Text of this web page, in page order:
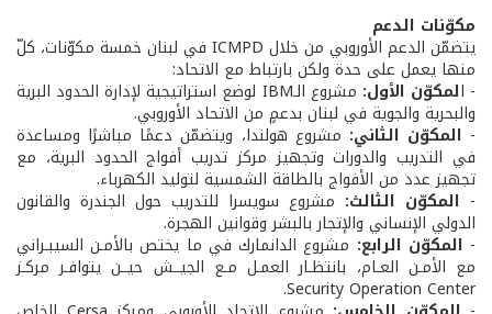
مكوّنات الدعم
يتضمّن الدعم الأوروبي من خلال ICMPD في لبنان خمسة مكوّنات، كلّ
منها يعمل على حدة ولكن بارتباط مع الاتحاد:
- المكوّن الأول: مشروع الـIBM لوضع استراتيجية لإدارة الحدود البرية
والبحرية والجوية في لبنان بدعمٍ من الاتحاد الأوروبي.
- المكوّن الثاني: مشروع هولندا، ويتضمّن دعمًا مباشرًا ومساعدة
في التدريب والدورات وتجهيز مركز تدريب أفواج الحدود البرية، مع
تجهيز عدد من الأفواج بالطاقة الشمسية لتوليد الكهرباء.
- المكوّن الثالث: مشروع سويسرا للتدريب حول الجندرة والقانون
الدولي الإنساني والإتجار بالبشر وقوانين الهجرة.
- المكوّن الرابع: مشروع الدانمارك في ما يختص بالأمـن السيبـراني
مع الأمـن العـام، بانتظـار العمـل مـع الجيــش حيــن يتوافـر مركـز
Security Operation Center.